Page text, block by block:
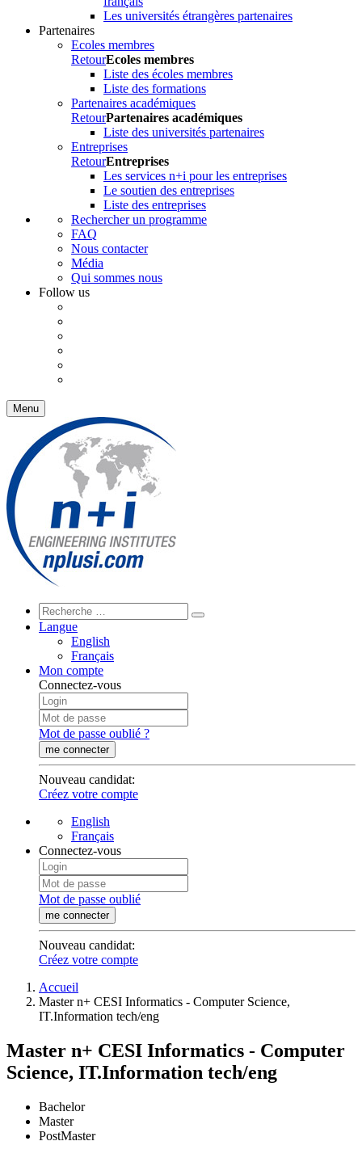
Les universités étrangères partenaires
Partenaires
Ecoles membres
RetourEcoles membres
Liste des écoles membres
Liste des formations
Partenaires académiques
RetourPartenaires académiques
Liste des universités partenaires
Entreprises
RetourEntreprises
Les services n+i pour les entreprises
Le soutien des entreprises
Liste des entreprises
Rechercher un programme
FAQ
Nous contacter
Média
Qui sommes nous
Follow us
Menu
Langue
English
Français
Mon compte
Connectez-vous
Mot de passe oublié ?
me connecter
Nouveau candidat:
Créez votre compte
English
Français
Connectez-vous
Mot de passe oublié
me connecter
Nouveau candidat:
Créez votre compte
Accueil
Master n+ CESI Informatics - Computer Science,
IT.Information tech/eng
Master n+ CESI Informatics - Computer
Science, IT.Information tech/eng
Bachelor
Master
PostMaster